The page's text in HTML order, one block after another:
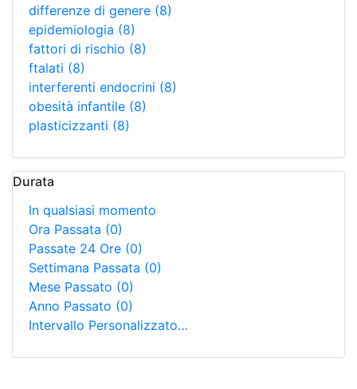
differenze di genere (8)
epidemiologia (8)
fattori di rischio (8)
ftalati (8)
interferenti endocrini (8)
obesità infantile (8)
plasticizzanti (8)
Durata
In qualsiasi momento
Ora Passata (0)
Passate 24 Ore (0)
Settimana Passata (0)
Mese Passato (0)
Anno Passato (0)
Intervallo Personalizzato…